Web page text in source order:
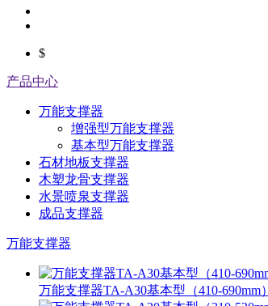
$
产品中心
万能支撑器
增强型万能支撑器
基本型万能支撑器
石材地板支撑器
木塑龙骨支撑器
水景喷泉支撑器
成品支撑器
万能支撑器
万能支撑器TA-A30基本型（410-690mm）